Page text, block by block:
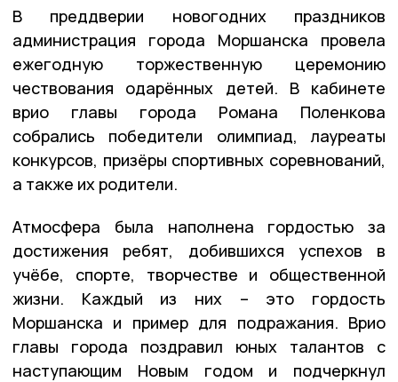
В преддверии новогодних праздников
администрация города Моршанска провела
ежегодную торжественную церемонию
чествования одарённых детей. В кабинете
врио главы города Романа Поленкова
собрались победители олимпиад, лауреаты
конкурсов, призёры спортивных соревнований,
а также их родители.
Атмосфера была наполнена гордостью за
достижения ребят, добившихся успехов в
учёбе, спорте, творчестве и общественной
жизни. Каждый из них – это гордость
Моршанска и пример для подражания. Врио
главы города поздравил юных талантов с
наступающим Новым годом и подчеркнул